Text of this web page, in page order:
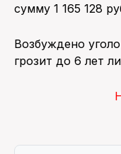
сумму 1 165 128
Возбуждено
грозит до 6 лет